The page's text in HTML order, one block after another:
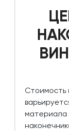
Стоимость
материала